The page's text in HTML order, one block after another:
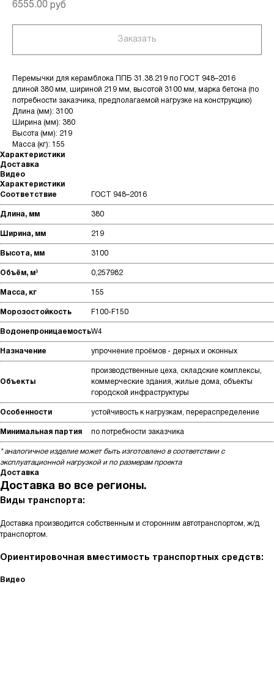
6555.00 руб
Заказать
Перемычки для керамблока ППБ 31.38.219 по ГОСТ 948–2016
длиной 380 мм, шириной 219 мм, высотой 3100 мм, марка бетона (по
потребности заказчика, предполагаемой нагрузке на конструкцию)
Длина (мм): 3100
Ширина (мм): 380
Высота (мм): 219
Масса (кг): 155
Характеристики
Доставка
Видео
Характеристики
Соответствие
ГОСТ 948–2016
Длина, мм 380
Ширина, мм 219
Высота, мм 3100
Объём, м³ 0,257982
Масса, кг 155
Морозостойкость F100-F150
ВодонепроницаемостьW4
Назначение упрочнение проёмов - дерных и оконных
Объекты
производственные цеха, складские комплексы,
коммерческие здания, жилые дома, объекты
городской инфраструктуры
Особенности устойчивость к нагрузкам, перераспределение
Минимальная партия по потребности заказчика
* аналогичное изделие может быть изготовлено в соответствии с
эксплуатационной нагрузкой и по размерам проекта
Доставка
Доставка во все регионы.
Виды транспорта:
Доставка производится собственным и сторонним автотранспортом, ж/д
транспортом.
Ориентировочная вместимость транспортных средств:
Видео